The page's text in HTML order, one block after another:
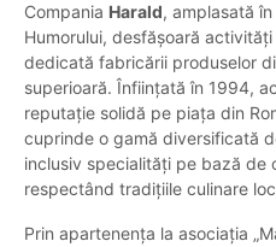
Compania Harald, amplasată
Humorului, desfășoară
dedicată fabricării produselor
superioară. Înființată în 1994,
reputație solidă pe piața din
cuprinde o gamă diversificată
inclusiv specialități pe bază de
respectând tradițiile culinare
Prin apartenența la asociația